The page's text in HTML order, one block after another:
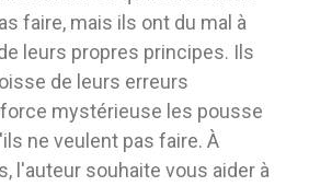
faire, mais ils ont du mal à
leurs propres principes. Ils
de leurs erreurs
mystérieuse les pousse
ne veulent pas faire. À
l'auteur souhaite vous aider à